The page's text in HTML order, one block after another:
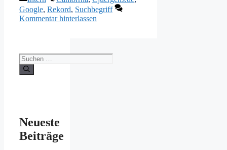
Google, Rekord, Suchbegriff
Kommentar hinterlassen
Suchen
nach:
Neueste
Beiträge